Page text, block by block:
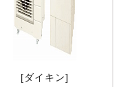
[ダイキン]